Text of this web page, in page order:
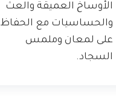
الأوساخ العميقة والعث
والحساسيات مع الحفاظ
على لمعان وملمس
السجاد.